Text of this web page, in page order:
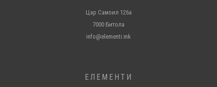
Цар Самоил 126а
7000 Битола
info@elementi.mk
ЕЛЕМЕНТИ